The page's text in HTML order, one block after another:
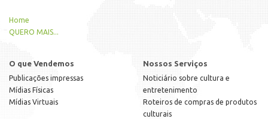
Home
QUERO MAIS...
O que Vendemos
Publicações impressas
Mídias Físicas
Mídias Virtuais
Nossos Serviços
Noticiário sobre cultura e
entretenimento
Roteiros de compras de produtos
culturais